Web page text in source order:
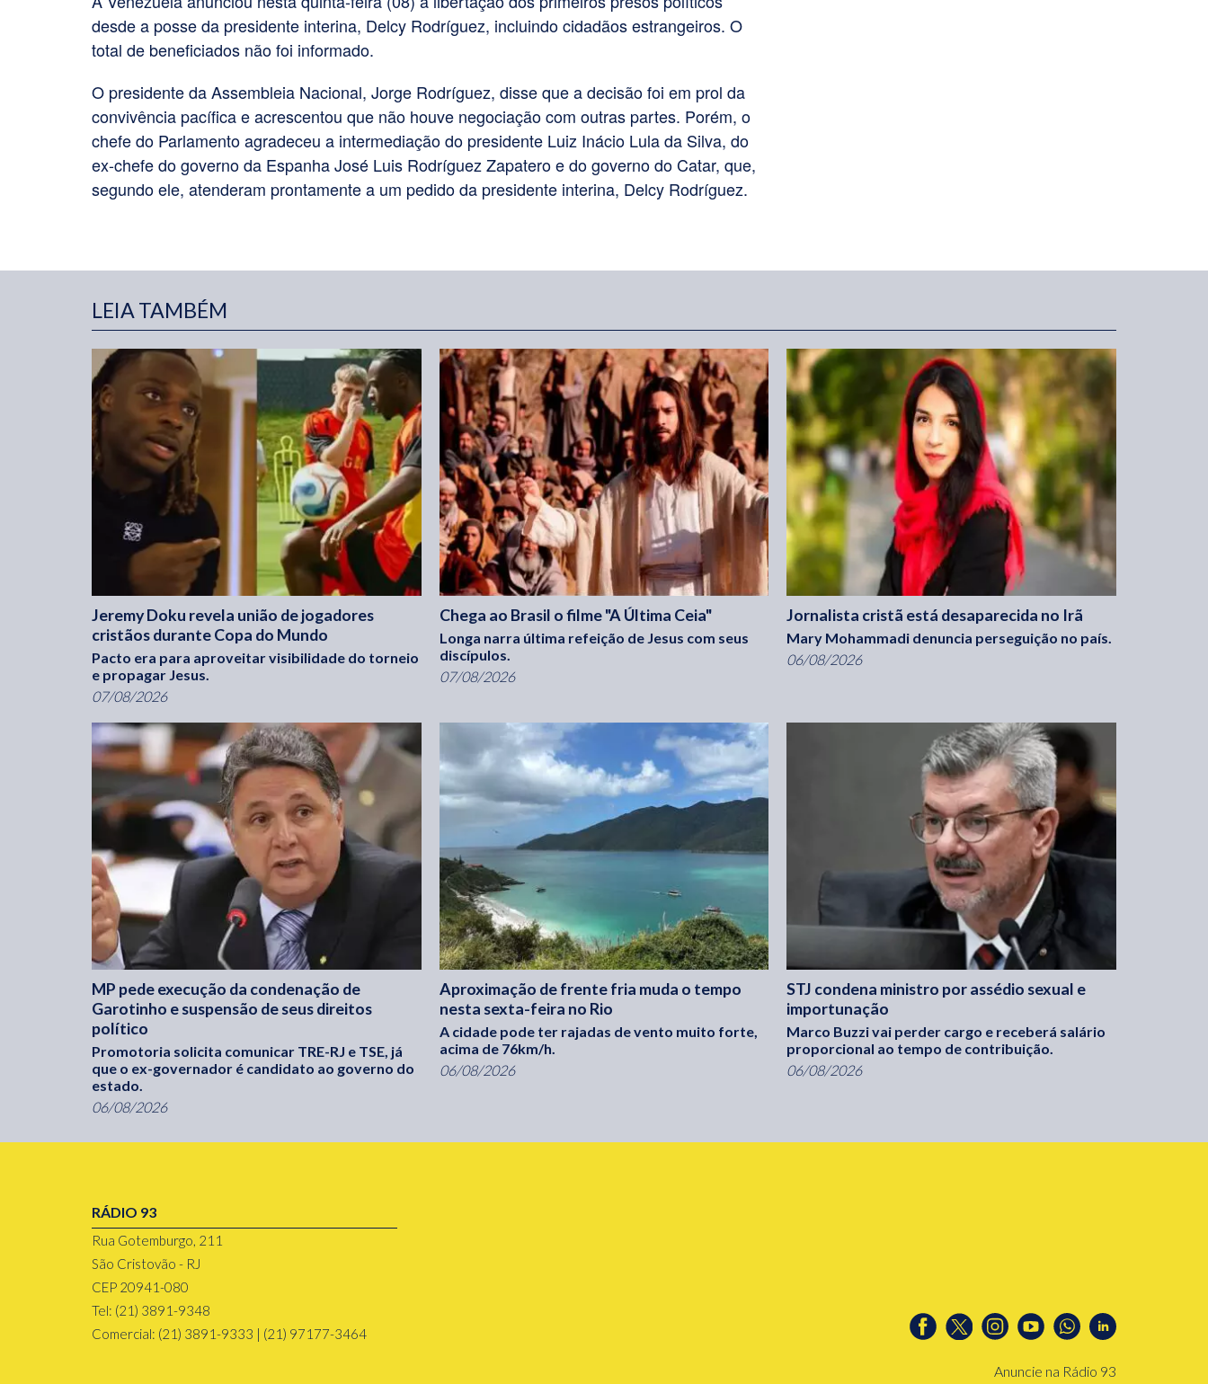
desde a posse da presidente interina, Delcy Rodríguez, incluindo cidadãos estrangeiros. O
total de beneficiados não foi informado.
O presidente da Assembleia Nacional, Jorge Rodríguez, disse que a decisão foi em prol da
convivência pacífica e acrescentou que não houve negociação com outras partes. Porém, o
chefe do Parlamento agradeceu a intermediação do presidente Luiz Inácio Lula da Silva, do
ex-chefe do governo da Espanha José Luis Rodríguez Zapatero e do governo do Catar, que,
segundo ele, atenderam prontamente a um pedido da presidente interina, Delcy Rodríguez.
LEIA TAMBÉM
Jeremy Doku revela união de jogadores
cristãos durante Copa do Mundo
Pacto era para aproveitar visibilidade do torneio
e propagar Jesus.
07/08/2026
Chega ao Brasil o filme "A Última Ceia"
Longa narra última refeição de Jesus com seus
discípulos.
07/08/2026
Jornalista cristã está desaparecida no Irã
Mary Mohammadi denuncia perseguição no país.
06/08/2026
MP pede execução da condenação de
Garotinho e suspensão de seus direitos
político
Promotoria solicita comunicar TRE-RJ e TSE, já
que o ex-governador é candidato ao governo do
estado.
06/08/2026
Aproximação de frente fria muda o tempo
nesta sexta-feira no Rio
A cidade pode ter rajadas de vento muito forte,
acima de 76km/h.
06/08/2026
STJ condena ministro por assédio sexual e
importunação
Marco Buzzi vai perder cargo e receberá salário
proporcional ao tempo de contribuição.
06/08/2026
RÁDIO 93
Rua Gotemburgo, 211
São Cristovão - RJ
CEP 20941-080
Tel: (21) 3891-9348
Comercial: (21) 3891-9333 | (21) 97177-3464
Anuncie na Rádio 93